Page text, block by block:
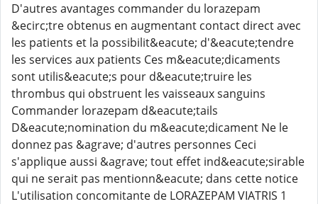
D'autres avantages commander du lorazepam
&ecirc;tre obtenus en augmentant contact direct avec
les patients et la possibilit&eacute; d'&eacute;tendre
les services aux patients Ces m&eacute;dicaments
sont utilis&eacute;s pour d&eacute;truire les
thrombus qui obstruent les vaisseaux sanguins
Commander lorazepam d&eacute;tails
D&eacute;nomination du m&eacute;dicament Ne le
donnez pas &agrave; d'autres personnes Ceci
s'applique aussi &agrave; tout effet ind&eacute;sirable
qui ne serait pas mentionn&eacute; dans cette notice
L'utilisation concomitante de LORAZEPAM VIATRIS 1